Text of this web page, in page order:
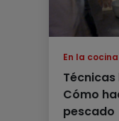
En la cocina
Cómo
pescado